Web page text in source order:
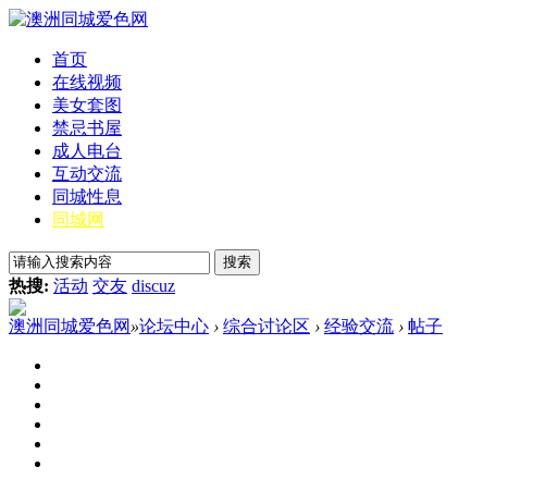
首页
在线视频
美女套图
禁忌书屋
成人电台
互动交流
同城性息
同城网
搜索
热搜: 活动 交友 discuz
澳洲同城爱色网 »论坛中心 › 综合讨论区 › 经验交流 › 帖子